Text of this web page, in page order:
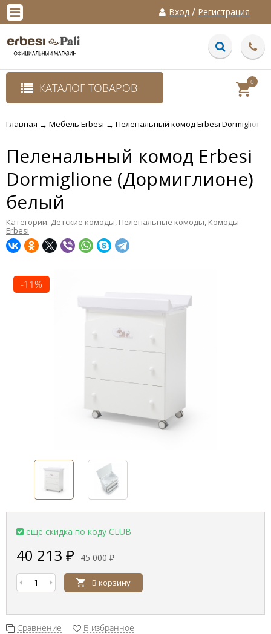
Вход / Регистрация
КАТАЛОГ ТОВАРОВ 0
Главная → Мебель Erbesi → Пеленальный комод Erbesi Dormiglione
Пеленальный комод Erbesi
Dormiglione (Дормиглионе)
белый
Категории: Детские комоды, Пеленальные комоды, Комоды
Erbesi
-11%
еще скидка по коду CLUB
40 213 ₽ 45 000₽
В корзину
Сравнение В избранное